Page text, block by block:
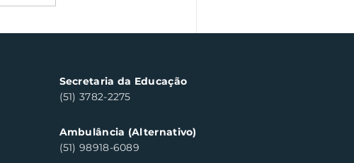
Santa Clara do Sul
Secretaria da Educação
(51) 3782-2275
Ambulância (Alternativo)
(51) 98918-6089